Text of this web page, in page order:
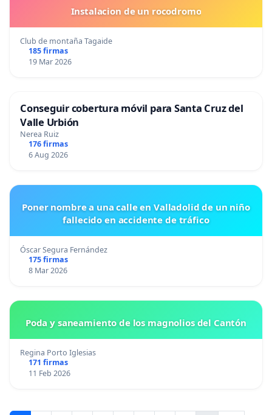
Instalacion de un rocodromo
Club de montaña Tagaide
185 firmas
19 Mar 2026
Conseguir cobertura móvil para Santa Cruz del
Valle Urbión
Nerea Ruiz
176 firmas
6 Aug 2026
Poner nombre a una calle en Valladolid de un niño
fallecido en accidente de tráfico
Óscar Segura Fernández
175 firmas
8 Mar 2026
Poda y saneamiento de los magnolios del Cantón
Regina Porto Iglesias
171 firmas
11 Feb 2026